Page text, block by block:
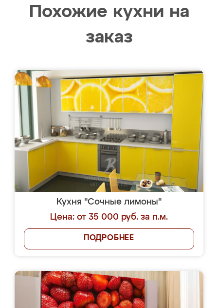
Похожие кухни на
заказ
Кухня "Сочные лимоны"
Цена: от 35 000 руб. за п.м.
ПОДРОБНЕЕ